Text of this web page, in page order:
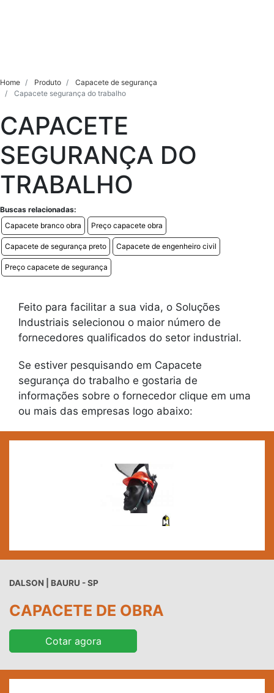
Home Produto
Capacete de segurança
Capacete segurança do trabalho
CAPACETE
SEGURANÇA DO
TRABALHO
Buscas relacionadas:
Capacete branco obra
Preço capacete obra
Capacete de segurança preto Capacete de engenheiro civil
Preço capacete de segurança
Feito para facilitar a sua vida, o Soluções
Industriais selecionou o maior número de
fornecedores qualificados do setor industrial.
Se estiver pesquisando em Capacete
segurança do trabalho e gostaria de
informações sobre o fornecedor clique em uma
ou mais das empresas logo abaixo:
DALSON | BAURU - SP
CAPACETE DE OBRA
Cotar agora